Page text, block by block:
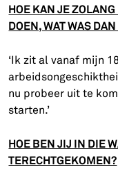
HOE KAN JE
DOEN, WAT WAS
‘Ik zit al vanaf mijn
nu probeer uit te
starten.’
HOE BEN JIJ IN DIE
TERECHTGEKOMEN?